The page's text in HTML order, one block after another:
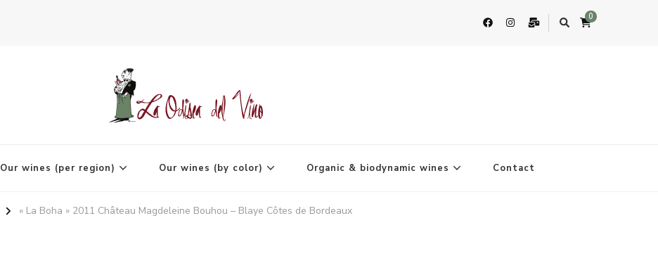
0
Our wines (per region) Our wines (by color) Organic & biodynamic wines Contact
« La Boha » 2011 Château Magdeleine Bouhou – Blaye Côtes de Bordeaux